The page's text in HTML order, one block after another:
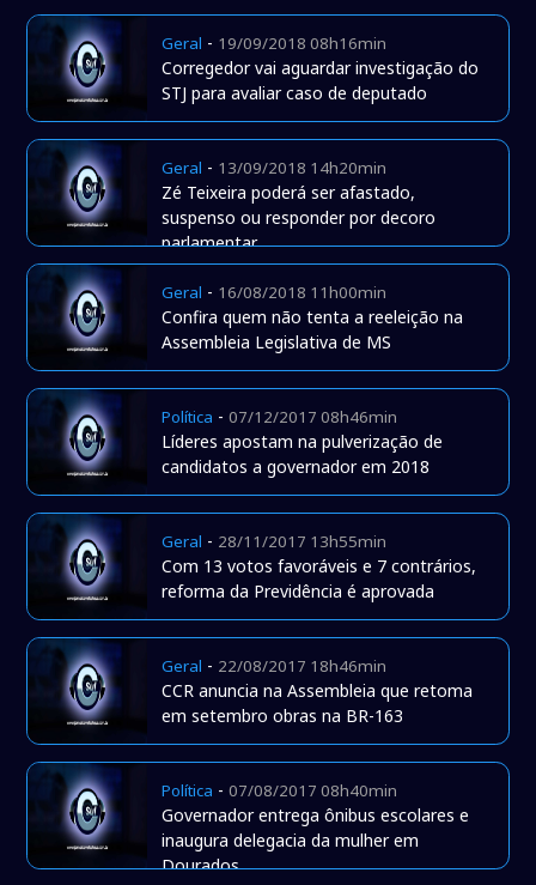
Geral - 19/09/2018 08h16min
Corregedor vai aguardar investigação do
STJ para avaliar caso de deputado
Geral - 13/09/2018 14h20min
Zé Teixeira poderá ser afastado,
suspenso ou responder por decoro
parlamentar
Geral - 16/08/2018 11h00min
Confira quem não tenta a reeleição na
Assembleia Legislativa de MS
Política -07/12/2017 08h46min
Líderes apostam na pulverização de
candidatos a governador em 2018
Geral - 28/11/2017 13h55min
Com 13 votos favoráveis e 7 contrários,
reforma da Previdência é aprovada
Geral - 22/08/2017 18h46min
CCR anuncia na Assembleia que retoma
em setembro obras na BR-163
Política -07/08/2017 08h40min
Governador entrega ônibus escolares e
inaugura delegacia da mulher em
Dourados